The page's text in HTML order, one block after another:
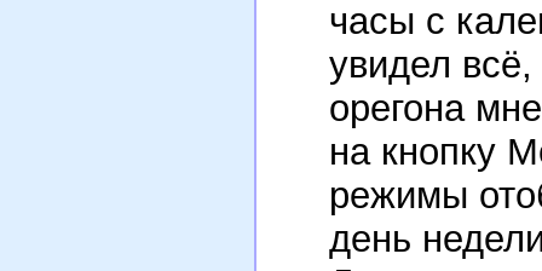
часы с
увидел
орегона
на кнопку
режимы
день